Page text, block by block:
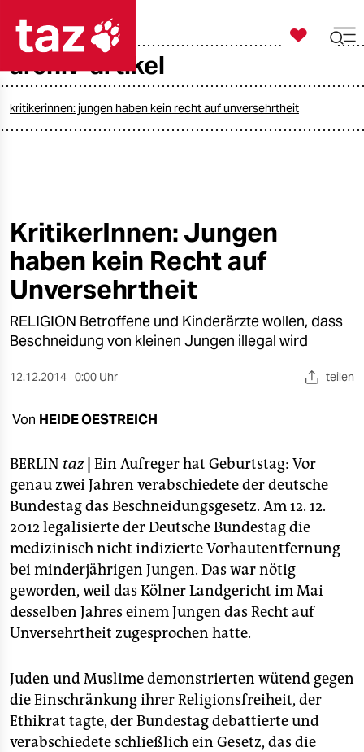
taz zahl ich
öko
gesellschaft
kultur
sport
berlin
verlag
verlag
veranstaltungen
shop
fragen & hilfe
unterstützen
abo
genossenschaft
epaper login

taz zahl ich
archiv-artikel
kritikerinnen: jungen haben kein recht auf unversehrtheit
KritikerInnen: Jungen
haben kein Recht auf
Unversehrtheit
RELIGION Betroffene und Kinderärzte wollen, dass
Beschneidung von kleinen Jungen illegal wird
12.12.2014 0:00 Uhr teilen
Von HEIDE OESTREICH
BERLIN taz Ein Aufreger hat Geburtstag: Vor
genau zwei Jahren verabschiedete der deutsche
Bundestag das Beschneidungsgesetz. Am 12. 12.
2012 legalisierte der Deutsche Bundestag die
medizinisch nicht indizierte Vorhautentfernung
bei minderjährigen Jungen. Das war nötig
geworden, weil das Kölner Landgericht im Mai
desselben Jahres einem Jungen das Recht auf
Unversehrtheit zugesprochen hatte.
Juden und Muslime demonstrierten wütend gegen
die Einschränkung ihrer Religionsfreiheit, der
Ethikrat tagte, der Bundestag debattierte und
verabschiedete schließlich ein Gesetz, das die